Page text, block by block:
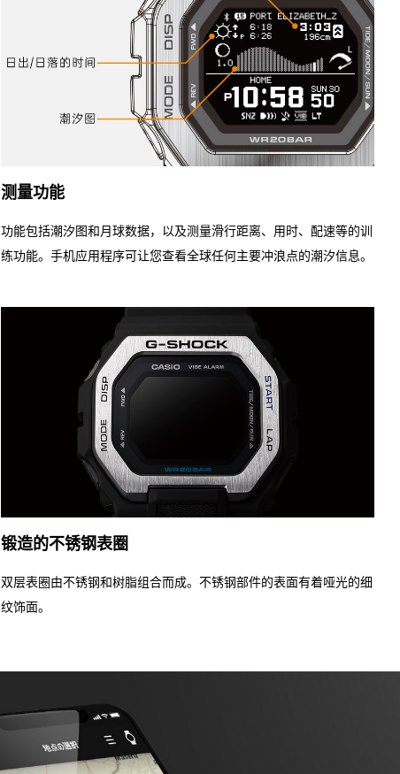
测量功能
功能包括潮汐图和月球数据，以及测量滑行距离、用时、配速等的训
练功能。手机应用程序可让您查看全球任何主要冲浪点的潮汐信息。
锻造的不锈钢表圈
双层表圈由不锈钢和树脂组合而成。不锈钢部件的表面有着哑光的细
纹饰面。